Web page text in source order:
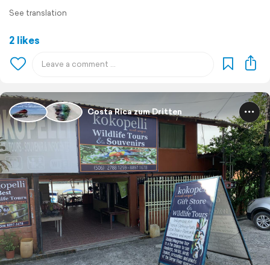
See translation
2 likes
Costa Rica zum Dritten